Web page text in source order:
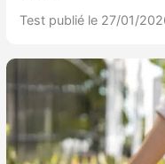
Test publié le 27/01/